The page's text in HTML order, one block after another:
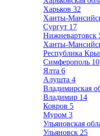
Харьков 32
Ханты-
Сургут 17
Нижневартовск
Ханты-
Республика
Симферополь 10
Ялта 6
Алушта 4
Владимирская
Владимир 14
Ковров 5
Муром 3
Ульяновская
Ульяновск 25